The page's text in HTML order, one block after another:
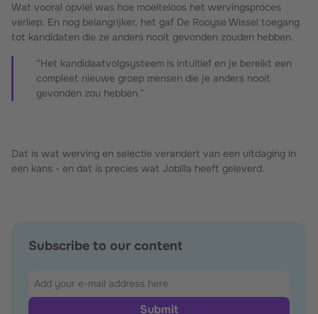
Wat vooral opviel was hoe moeiteloos het wervingsproces
verliep. En nog belangrijker, het gaf De Rooyse Wissel toegang
tot kandidaten die ze anders nooit gevonden zouden hebben.
“Het kandidaatvolgsysteem is intuïtief en je bereikt een
compleet nieuwe groep mensen die je anders nooit
gevonden zou hebben.”
Dat is wat werving en selectie verandert van een uitdaging in
een kans - en dat is precies wat Jobilla heeft geleverd.
Subscribe to our content